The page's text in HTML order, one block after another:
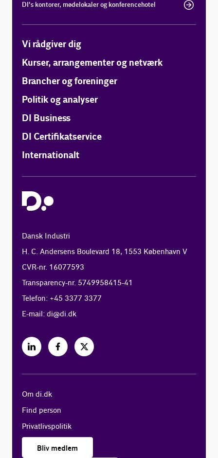
DI's kontorer, mødelokaler og konferencehotel
Vi rådgiver dig
Kurser, arrangementer og netværk
Brancher og foreninger
Politik og analyser
DI Business
DI Certifikatservice
Internationalt
Dansk Industri
H. C. Andersens Boulevard 18, 1553 København V
CVR-nr. 16077593
Transparency-nr. 5749958415-41
Telefon: +45 3377 3377
E-mail:di@di.dk
Om di.dk
Find person
Privatlivspolitik
Bliv medlem